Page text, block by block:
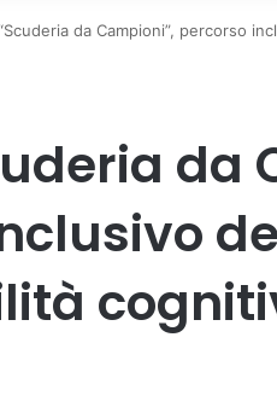
da Campioni”, percorso
da